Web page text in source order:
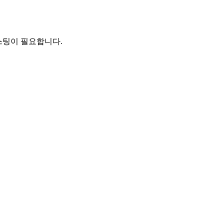
이 필요합니다.